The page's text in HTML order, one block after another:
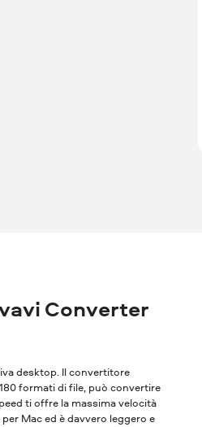
Converter
desktop. Il convertitore
formati di file, può convertire
​​ti offre la massima velocità
Mac ed è davvero leggero e